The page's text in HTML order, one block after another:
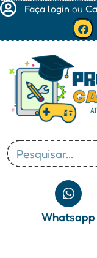
Faça login ou
Whatsapp